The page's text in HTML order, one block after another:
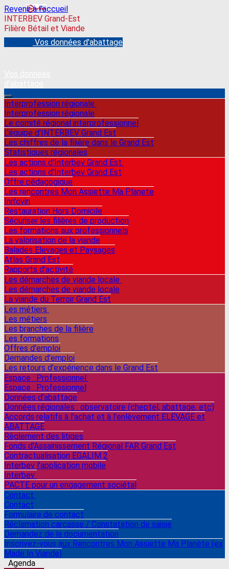
Revenir à l'accueil
INTERBEV Grand-Est
Filière Bétail et Viande
Vos données d'abattage
Interprofession régionale
Interprofession régionale
Le comité régional interprofessionnel
L'équipe d'INTERBEV Grand Est
Les chiffres de la filière dans le Grand Est
Statistiques régionales
Les actions d'Interbev Grand Est
Les actions d'Interbev Grand Est
Offre pédagogique
Les rencontres Mon Assiette Ma Planete
Inn'ovin
Restauration Hors Domicile
Sécuriser les filières de production
Les formations aux professionnels
La valorisation de la viande
Balades Elevages et Paysages
Atlas Grand Est
Rapports d'activité
Les démarches de viande locale
Les démarches de viande locale
La viande du Terroir Grand Est
Les métiers
Les métiers
Les branches de la filière
Les formations
Offres d'emploi
Demandes d'emploi
Les retours d'expérience dans le Grand Est
Espace : Professionnel
Espace : Professionnel
Données d'abattage
Données régionales : observatoire (cheptel, abattage, etc)
Accords relatifs à l'achat et à l'enlèvement ELEVAGE et
ABATTAGE
Règlement des litiges
Fonds d'Assainissement Régional FAR Grand Est
Contractualisation EGALIM 2
Interbev l'application mobile
Interbev
PACTE pour un engagement sociétal
Contact
Contact
Formulaire de contact
Réclamation carcasse / Constatation de saisie
Demandez de la documentation
Inscrivez-vous aux Rencontres Mon Assiette Ma Planète (ex
Made In Viande)
Agenda